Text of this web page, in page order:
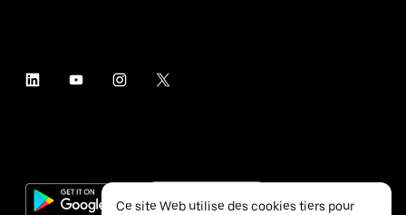
Ce site Web utilise des cookies tiers pour